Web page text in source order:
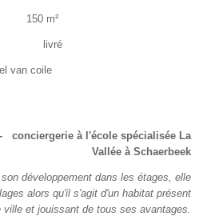
m²
coile
à l'école spécialisée La
Vallée à Schaerbeek
développement dans les étages, elle
alors qu'il s'agit d'un habitat présent
ville et jouissant de tous ses avantages.